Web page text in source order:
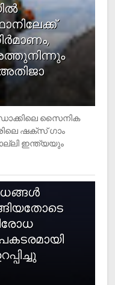
സൈനിക
ഷക്സ് ​ഗാം
ഇന്ത്യയും